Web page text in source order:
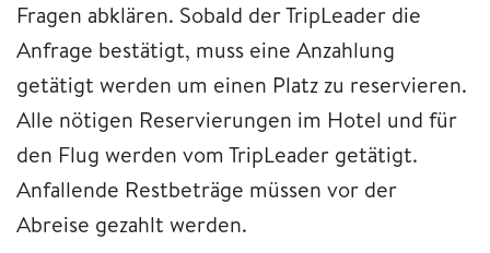
Fragen abklären. Sobald der TripLeader die
Anfrage bestätigt, muss eine Anzahlung
getätigt werden um einen Platz zu reservieren.
Alle nötigen Reservierungen im Hotel und für
den Flug werden vom TripLeader getätigt.
Anfallende Restbeträge müssen vor der
Abreise gezahlt werden.